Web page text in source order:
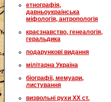
етнографія,
давньоукраїнська
міфологія, антропологія
краєзнавство, генеалогія,
геральдика
подарункові видання
мілітарна Україна
біографії, мемуари,
листування
визвольні рухи XX ст.